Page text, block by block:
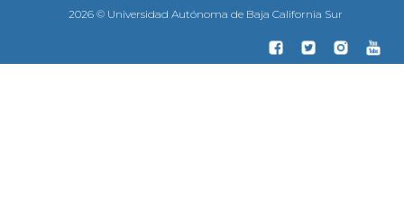
2026 © Universidad Autónoma de Baja California Sur